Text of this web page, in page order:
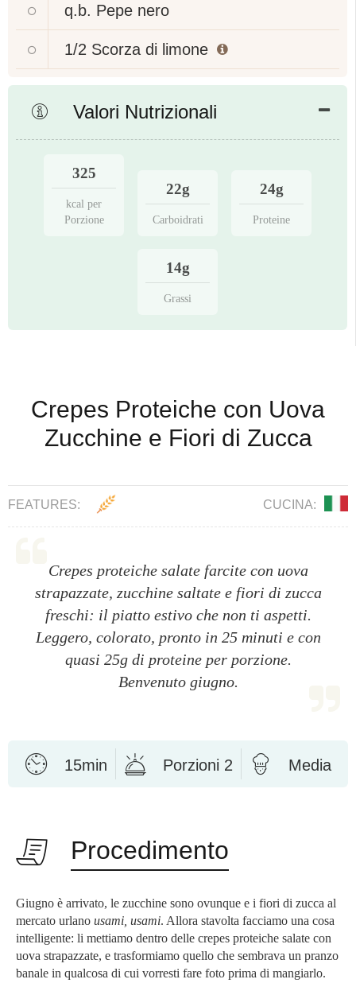
q.b. Pepe nero
1/2 Scorza di limone
Valori Nutrizionali
325
kcal per
Porzione
22g
Carboidrati
24g
Proteine
14g
Grassi
Crepes Proteiche con Uova
Zucchine e Fiori di Zucca
FEATURES: CUCINA:
Crepes proteiche salate farcite con uova
strapazzate, zucchine saltate e fiori di zucca
freschi: il piatto estivo che non ti aspetti.
Leggero, colorato, pronto in 25 minuti e con
quasi 25g di proteine per porzione.
Benvenuto giugno.
15min Porzioni 2 Media
Procedimento
Giugno è arrivato, le zucchine sono ovunque e i fiori di zucca al
mercato urlano usami, usami. Allora stavolta facciamo una cosa
intelligente: li mettiamo dentro delle crepes proteiche salate con
uova strapazzate, e trasformiamo quello che sembrava un pranzo
banale in qualcosa di cui vorresti fare foto prima di mangiarlo.